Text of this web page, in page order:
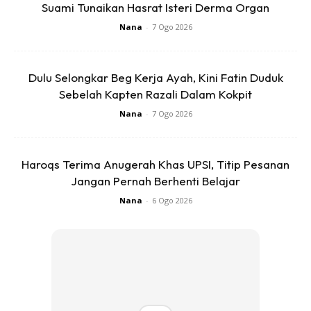
5. Kisarlah smpi jd tepung…halus mulus…masukkan dlm
kebun…takut ltk kat dapur org ingt tu tepung gandum…
Ads
Suami Tunaikan Hasrat Isteri Derma Organ
Nana - 7 Ogo 2026
Dulu Selongkar Beg Kerja Ayah, Kini Fatin Duduk
Sebelah Kapten Razali Dalam Kokpit
Nana - 7 Ogo 2026
Haroqs Terima Anugerah Khas UPSI, Titip Pesanan
Jangan Pernah Berhenti Belajar
Nana - 6 Ogo 2026